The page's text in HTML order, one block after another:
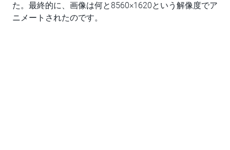
た。最終的に、画像は何と8560×1620という解像度でア
ニメートされたのです。